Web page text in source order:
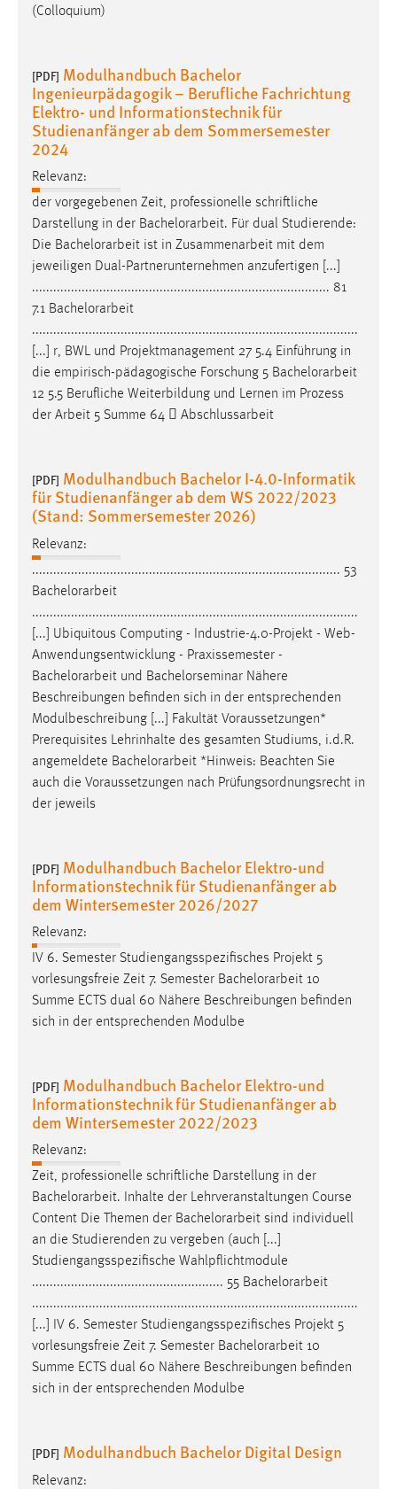
(Colloquium)
[PDF] Modulhandbuch Bachelor
Ingenieurpädagogik – Berufliche Fachrichtung
Elektro- und Informationstechnik für
Studienanfänger ab dem Sommersemester
2024
Relevanz:
der vorgegebenen Zeit, professionelle schriftliche
Darstellung in der Bachelorarbeit. Für dual Studierende:
Die Bachelorarbeit ist in Zusammenarbeit mit dem
jeweiligen Dual-Partnerunternehmen anzufertigen [...]
.................................................................................... 81
7.1 Bachelorarbeit
............................................................................................
[...] r, BWL und Projektmanagement 27 5.4 Einführung in
die empirisch-pädagogische Forschung 5 Bachelorarbeit
12 5.5 Berufliche Weiterbildung und Lernen im Prozess
der Arbeit 5 Summe 64  Abschlussarbeit
[PDF] Modulhandbuch Bachelor I-4.0-Informatik
für Studienanfänger ab dem WS 2022/2023
(Stand: Sommersemester 2026)
Relevanz:
....................................................................................... 53
Bachelorarbeit
............................................................................................
[...] Ubiquitous Computing - Industrie-4.0-Projekt - Web-
Anwendungsentwicklung - Praxissemester -
Bachelorarbeit und Bachelorseminar Nähere
Beschreibungen befinden sich in der entsprechenden
Modulbeschreibung [...] Fakultät Voraussetzungen*
Prerequisites Lehrinhalte des gesamten Studiums, i.d.R.
angemeldete Bachelorarbeit *Hinweis: Beachten Sie
auch die Voraussetzungen nach Prüfungsordnungsrecht in
der jeweils
[PDF] Modulhandbuch Bachelor Elektro-und
Informationstechnik für Studienanfänger ab
dem Wintersemester 2026/2027
Relevanz:
IV 6. Semester Studiengangsspezifisches Projekt 5
vorlesungsfreie Zeit 7. Semester Bachelorarbeit 10
Summe ECTS dual 60 Nähere Beschreibungen befinden
sich in der entsprechenden Modulbe
[PDF] Modulhandbuch Bachelor Elektro-und
Informationstechnik für Studienanfänger ab
dem Wintersemester 2022/2023
Relevanz:
Zeit, professionelle schriftliche Darstellung in der
Bachelorarbeit. Inhalte der Lehrveranstaltungen Course
Content Die Themen der Bachelorarbeit sind individuell
an die Studierenden zu vergeben (auch [...]
Studiengangsspezifische Wahlpflichtmodule
...................................................... 55 Bachelorarbeit
............................................................................................
[...] IV 6. Semester Studiengangsspezifisches Projekt 5
vorlesungsfreie Zeit 7. Semester Bachelorarbeit 10
Summe ECTS dual 60 Nähere Beschreibungen befinden
sich in der entsprechenden Modulbe
[PDF] Modulhandbuch Bachelor Digital Design
Relevanz:
EXTERNE MEDIEN
externen Medien Cookies gesetzt.
YouTube
Vimeo